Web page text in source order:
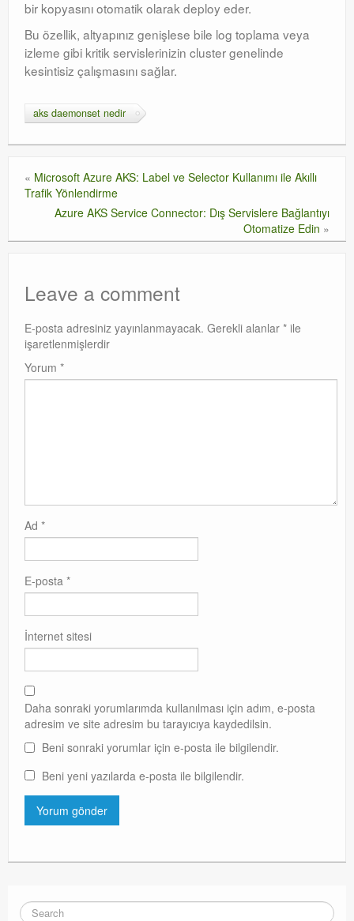
bir kopyasını otomatik olarak deploy eder.
Bu özellik, altyapınız genişlese bile log toplama veya
izleme gibi kritik servislerinizin cluster genelinde
kesintisiz çalışmasını sağlar.
aks daemonset nedir
« Microsoft Azure AKS: Label ve Selector Kullanımı ile Akıllı
Trafik Yönlendirme
Azure AKS Service Connector: Dış Servislere Bağlantıyı
Otomatize Edin »
Leave a comment
E-posta adresiniz yayınlanmayacak. Gerekli alanlar * ile
işaretlenmişlerdir
Yorum *
Ad *
E-posta *
İnternet sitesi
Daha sonraki yorumlarımda kullanılması için adım, e-posta
adresim ve site adresim bu tarayıcıya kaydedilsin.
Beni sonraki yorumlar için e-posta ile bilgilendir.
Beni yeni yazılarda e-posta ile bilgilendir.